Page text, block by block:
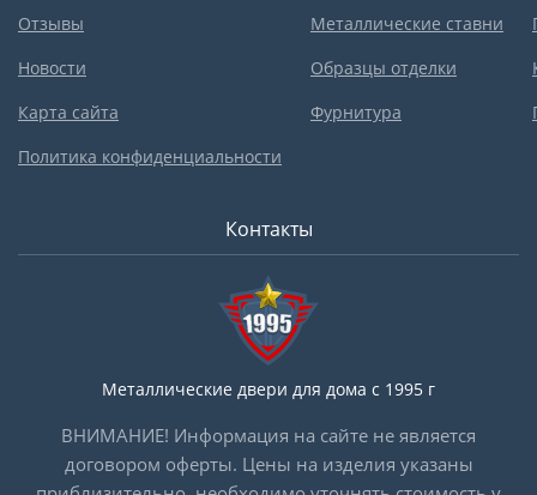
Отзывы
Новости
Карта сайта
Политика конфиденциальности
Металлические ставни
Образцы отделки
Фурнитура
Контакты
Металлические двери для дома с 1995 г
ВНИМАНИЕ! Информация на сайте не является
договором оферты. Цены на изделия указаны